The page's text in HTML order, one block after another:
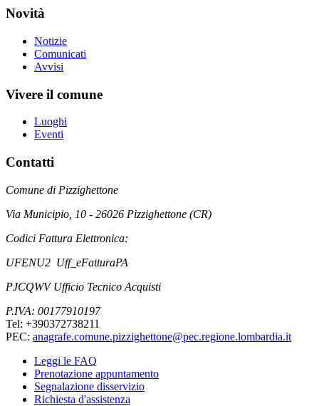
Novità
Notizie
Comunicati
Avvisi
Vivere il comune
Luoghi
Eventi
Contatti
Comune di Pizzighettone
Via Municipio, 10 - 26026 Pizzighettone (CR)
Codici Fattura Elettronica:
UFENU2 Uff_eFatturaPA
PJCQWV Ufficio Tecnico Acquisti
P.IVA: 00177910197
Tel: +390372738211
PEC: anagrafe.comune.pizzighettone@pec.regione.lombardia.it
Leggi le FAQ
Prenotazione appuntamento
Segnalazione disservizio
Richiesta d'assistenza